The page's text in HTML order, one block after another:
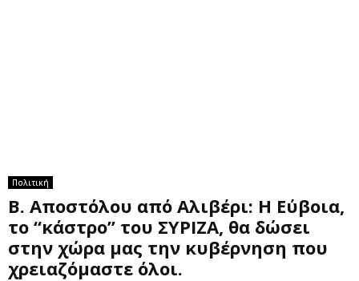
Πολιτική
Β. Αποστόλου από Αλιβέρι: Η Εύβοια,
το “κάστρο” του ΣΥΡΙΖΑ, θα δώσει
στην χώρα μας την κυβέρνηση που
χρειαζόμαστε όλοι.